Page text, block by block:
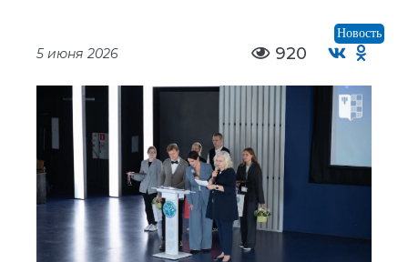
Новость
5 июня 2026 920